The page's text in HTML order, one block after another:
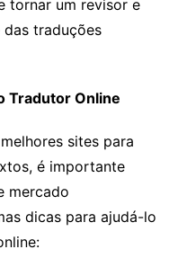
tornar um revisor e
traduções
Tradutor Online
sites para
é importante
mercado
dicas para ajudá-lo